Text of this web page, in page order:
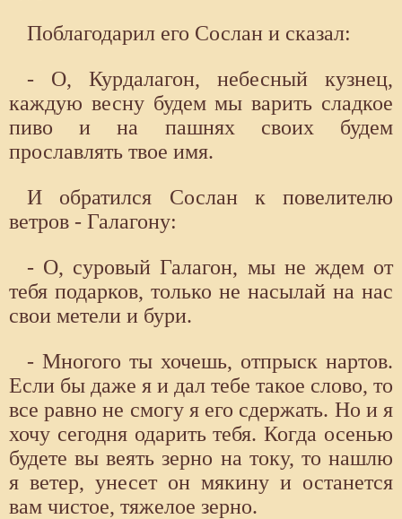
Поблагодарил его Сослан и сказал:
- О, Курдалагон, небесный кузнец,
каждую весну будем мы варить сладкое
пиво и на пашнях своих будем
прославлять твое имя.
И обратился Сослан к повелителю
ветров - Галагону:
- О, суровый Галагон, мы не ждем от
тебя подарков, только не насылай на нас
свои метели и бури.
- Многого ты хочешь, отпрыск нартов.
Если бы даже я и дал тебе такое слово, то
все равно не смогу я его сдержать. Но и я
хочу сегодня одарить тебя. Когда осенью
будете вы веять зерно на току, то нашлю
я ветер, унесет он мякину и останется
вам чистое, тяжелое зерно.